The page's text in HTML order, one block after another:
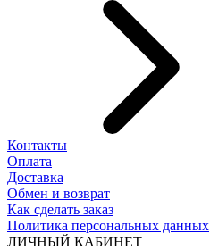
Контакты
Оплата
Доставка
Обмен и возврат
Как сделать заказ
Политика персональных данных
ЛИЧНЫЙ КАБИНЕТ